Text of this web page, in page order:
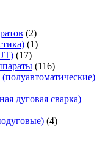
(2)
(1)
(17)
(116)
дуговая сварка)
(4)